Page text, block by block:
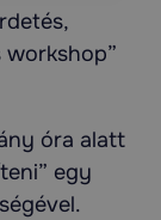
workshop”
óra alatt
egy